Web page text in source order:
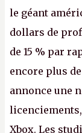
le géant
dollars de
de 15 % par
encore plus
annonce une
Xbox. Les